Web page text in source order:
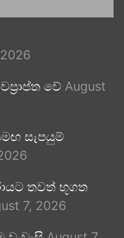
වේ August
සැපයුම්
තවත් භූගත
7, 2026